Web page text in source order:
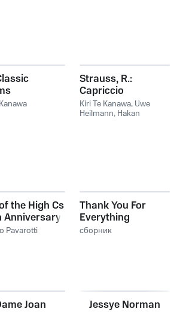
Strauss, R.:
Capriccio
Kiri Te Kanawa, Uwe
Heilmann, Hakan
the High Cs
Pavarotti
Thank You For
Everything
сборник
Joan
Jessye Norman